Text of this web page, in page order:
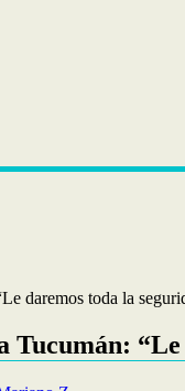
daremos toda la
Tucumán: